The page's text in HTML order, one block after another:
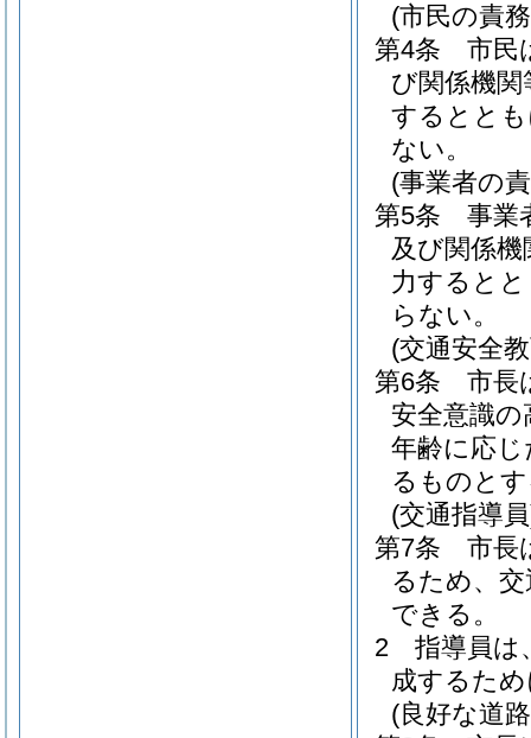
(市民の責
第4条
市民
び関係機
するとと
ない。
(事業者の
第5条
事業
及び関係
力すると
らない。
(交通安全
第6条
市長
安全意識の
年齢に応
るものと
(交通指導
第7条
市長
るため、
できる。
2
指導員は
成するた
(良好な道